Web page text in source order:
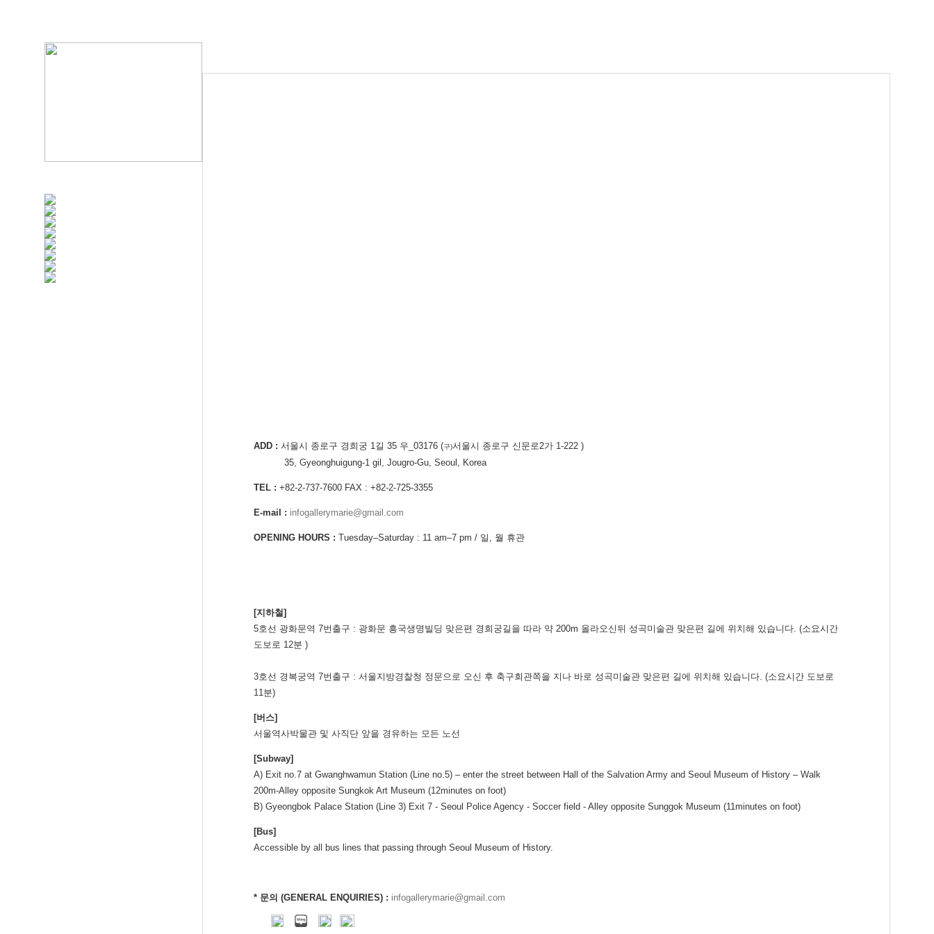
ADD : 서울시 종로구 경희궁 1길 35 우_03176 (구)서울시 종로구 신문로2가 1-222 )
35, Gyeonghuigung-1 gil, Jougro-Gu, Seoul, Korea
TEL : +82-2-737-7600 FAX : +82-2-725-3355
E-mail : infogallerymarie@gmail.com
OPENING HOURS : Tuesday–Saturday : 11 am–7 pm / 일, 월 휴관
[지하철]
5호선 광화문역 7번출구 : 광화문 흥국생명빌딩 맞은편 경희궁길을 따라 약 200m 올라오신뒤 성곡미술관 맞은편 길에 위치해 있습니다. (소요시간
도보로 12분 )
3호선 경복궁역 7번출구 : 서울지방경찰청 정문으로 오신 후 축구회관쪽을 지나 바로 성곡미술관 맞은편 길에 위치해 있습니다. (소요시간 도보로
11분)
[버스]
서울역사박물관 및 사직단 앞을 경유하는 모든 노선
[Subway]
A) Exit no.7 at Gwanghwamun Station (Line no.5) – enter the street between Hall of the Salvation Army and Seoul Museum of History – Walk
200m-Alley opposite Sungkok Art Museum (12minutes on foot)
B) Gyeongbok Palace Station (Line 3) Exit 7 - Seoul Police Agency - Soccer field - Alley opposite Sunggok Museum (11minutes on foot)
[Bus]
Accessible by all bus lines that passing through Seoul Museum of History.
* 문의 (GENERAL ENQUIRIES) : infogallerymarie@gmail.com